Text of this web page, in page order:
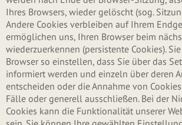
Ihres Browsers, wieder gelöscht (sog.
Andere Cookies verbleiben auf Ihrem
ermöglichen uns, Ihren Browser beim
wiederzuerkennen (persistente Cookies).
Browser so einstellen, dass Sie über das
informiert werden und einzeln über deren
entscheiden oder die Annahme von
Fälle oder generell ausschließen. Bei der
Cookies kann die Funktionalität unserer